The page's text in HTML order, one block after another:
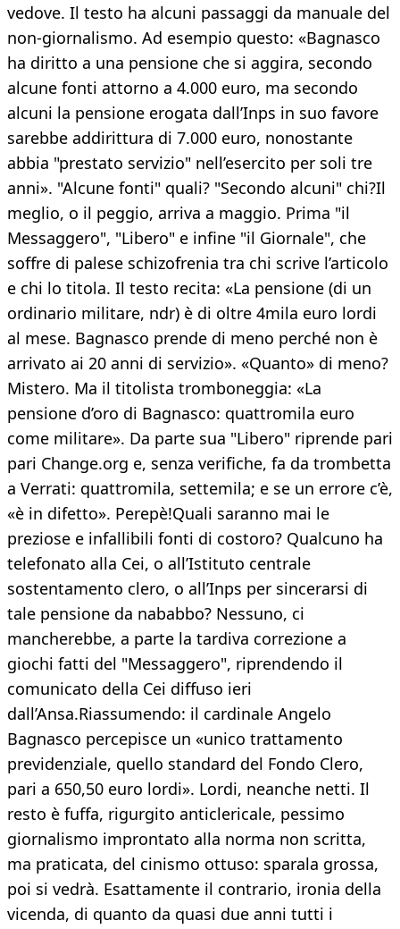
vedove. Il testo ha alcuni passaggi da manuale del
non-giornalismo. Ad esempio questo: «Bagnasco
ha diritto a una pensione che si aggira, secondo
alcune fonti attorno a 4.000 euro, ma secondo
alcuni la pensione erogata dall’Inps in suo favore
sarebbe addirittura di 7.000 euro, nonostante
abbia "prestato servizio" nell’esercito per soli tre
anni». "Alcune fonti" quali? "Secondo alcuni" chi?Il
meglio, o il peggio, arriva a maggio. Prima "il
Messaggero", "Libero" e infine "il Giornale", che
soffre di palese schizofrenia tra chi scrive l’articolo
e chi lo titola. Il testo recita: «La pensione (di un
ordinario militare, ndr) è di oltre 4mila euro lordi
al mese. Bagnasco prende di meno perché non è
arrivato ai 20 anni di servizio». «Quanto» di meno?
Mistero. Ma il titolista tromboneggia: «La
pensione d’oro di Bagnasco: quattromila euro
come militare». Da parte sua "Libero" riprende pari
pari Change.org e, senza verifiche, fa da trombetta
a Verrati: quattromila, settemila; e se un errore c’è,
«è in difetto». Perepè!Quali saranno mai le
preziose e infallibili fonti di costoro? Qualcuno ha
telefonato alla Cei, o all’Istituto centrale
sostentamento clero, o all’Inps per sincerarsi di
tale pensione da nababbo? Nessuno, ci
mancherebbe, a parte la tardiva correzione a
giochi fatti del "Messaggero", riprendendo il
comunicato della Cei diffuso ieri
dall’Ansa.Riassumendo: il cardinale Angelo
Bagnasco percepisce un «unico trattamento
previdenziale, quello standard del Fondo Clero,
pari a 650,50 euro lordi». Lordi, neanche netti. Il
resto è fuffa, rigurgito anticlericale, pessimo
giornalismo improntato alla norma non scritta,
ma praticata, del cinismo ottuso: sparala grossa,
poi si vedrà. Esattamente il contrario, ironia della
vicenda, di quanto da quasi due anni tutti i